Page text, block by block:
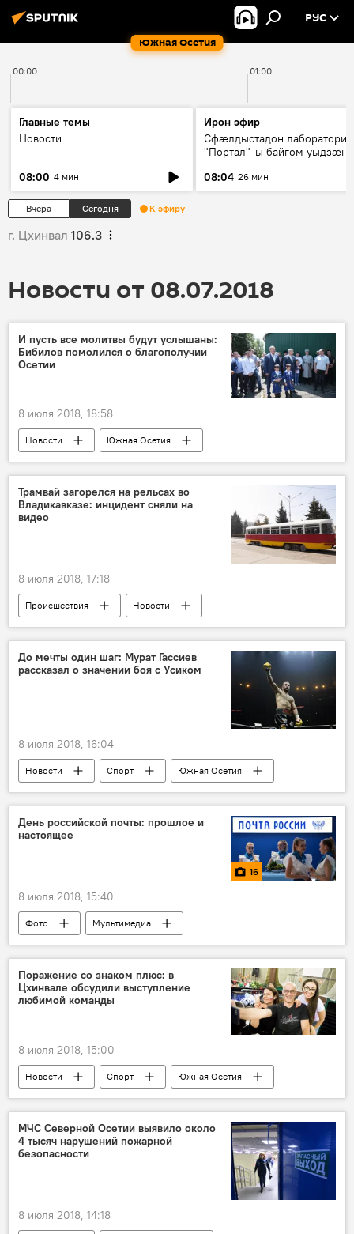
Южная Осетия
РУС
00:00 01:00
Главные темы
Новости
08:00 4 мин
Ирон эфир
Сфæлдыстадон лаборатори
"Портал"-ы байгом уыдзæн
Æхсары куыстыты равдыст
08:04 26 мин
Вчера Сегодня К эфиру
г. Цхинвал 106.3
Новости от 08.07.2018
И пусть все молитвы будут услышаны:
Бибилов помолился о благополучии
Осетии
8 июля 2018, 18:58
Новости
Южная Осетия
Северная Осетия
Трамвай загорелся на рельсах во
Владикавказе: инцидент сняли на
видео
8 июля 2018, 17:18
Происшествия
Новости
Северная Осетия
До мечты один шаг: Мурат Гассиев
рассказал о значении боя с Усиком
8 июля 2018, 16:04
Новости Спорт
Южная Осетия
Северная Осетия
Мурат Гассиев
День российской почты: прошлое и
настоящее
16
8 июля 2018, 15:40
Фото Мультимедиа
Поражение со знаком плюс: в
Цхинвале обсудили выступление
любимой команды
8 июля 2018, 15:00
Новости Спорт
Южная Осетия
Sputnik FanClub в Цхинвале
МЧС Северной Осетии выявило около
4 тысяч нарушений пожарной
безопасности
8 июля 2018, 14:18